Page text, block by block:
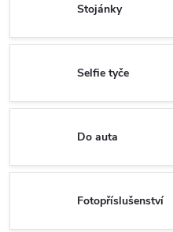
Stojánky
Selfie tyče
Do auta
Fotopříslušenství